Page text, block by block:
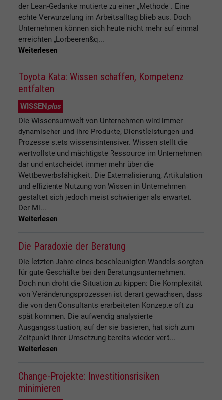
der Lean-Gedanke mutierte zu einer „Methode". Eine
echte Verwurzelung im Arbeitsalltag blieb aus. Doch
Unternehmen können sich heute nicht mehr auf einmal
erreichten „Lorbeeren&q...
Weiterlesen
Toyota Kata: Wissen schaffen, Kompetenz
entfalten
WISSEN plus
Die Wissensumwelt von Unternehmen wird immer
dynamischer und ihre Produkte, Dienstleistungen und
Prozesse stets wissensintensiver. Wissen stellt die
wertvollste und mächtigste Ressource im Unternehmen
dar und entscheidet immer mehr über die
Wettbewerbsfähigkeit. Die Externalisierung, Artikulation
und effiziente Nutzung von Wissen in Unternehmen
gestaltet sich jedoch meist schwieriger als erwartet.
Der Mi...
Weiterlesen
Die Paradoxie der Beratung
Die letzten Jahre eines beschleunigten Wandels sorgten
für gute Geschäfte bei den Beratungsunternehmen.
Doch nun droht die Situation zu kippen: Die Komplexität
von Veränderungsprozessen ist derart gewachsen, dass
die von den Consultants erarbeiteten Konzepte oft zu
spät kommen. Die aufwendig analysierte
Ausgangssituation, auf der sie basieren, hat sich zum
Zeitpunkt ihrer Umsetzung bereits wieder verä...
Weiterlesen
Change-Projekte: Investitionsrisiken
minimieren